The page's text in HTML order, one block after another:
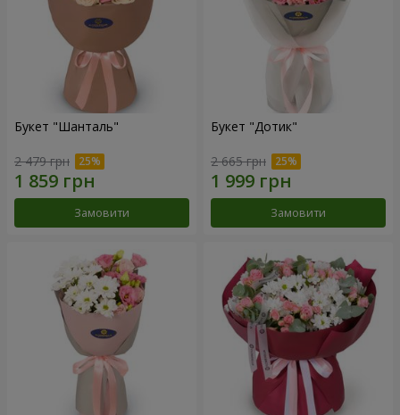
Букет "Шанталь"
2 479 грн
Замовити
Букет "Дотик"
2 665 грн
Замовити